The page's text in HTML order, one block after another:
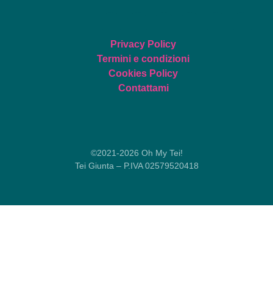
Privacy Policy
Termini e condizioni
Cookies Policy
Contattami
©2021-2026 Oh My Tei!
Tei Giunta – P.IVA 02579520418